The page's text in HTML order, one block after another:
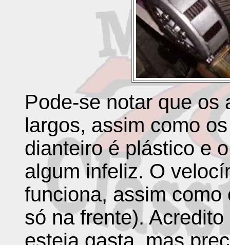
Pode-se notar que os
largos, assim como
dianteiro é plástico e
algum infeliz. O
funciona, assim
só na frente).
esteja gasta, mas